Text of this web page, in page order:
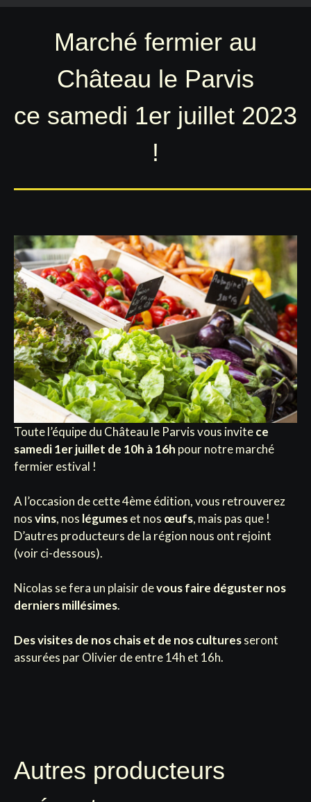
Marché fermier au
Château le Parvis
ce samedi 1er juillet 2023
!
Toute l’équipe du Château le Parvis vous invitece
samedi 1er juillet de 10h à 16h pour notre marché
fermier estival !
A l’occasion de cette 4ème édition, vous retrouverez
nosvins, nos légumeset nos œufs, mais pas que !
D’autres producteurs de la région nous ont rejoint
(voir ci-dessous).
Nicolas se fera un plaisir devous faire déguster nos
derniers millésimes.
Des visites de nos chais et de nos culturesseront
assurées par Olivier de entre 14h et 16h.
Autres producteurs